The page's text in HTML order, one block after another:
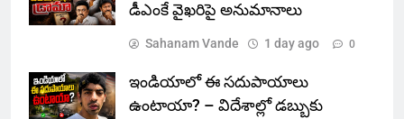
డీఎంకే వైఖరిపై అనుమానాలు
Sahanam Vande 1 day ago 0
ఇండియాలో‌ ఈ సదుపాయాలు
ఉంటాయా? – విదేశాల్లో డబ్బుకు